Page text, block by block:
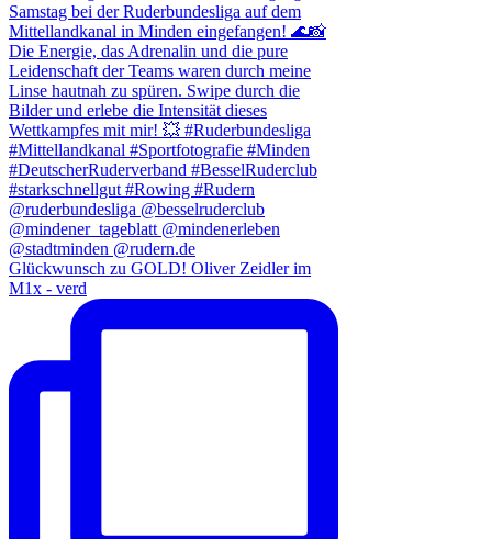
Glückwunsch zu GOLD! Oliver Zeidler im
M1x - verd